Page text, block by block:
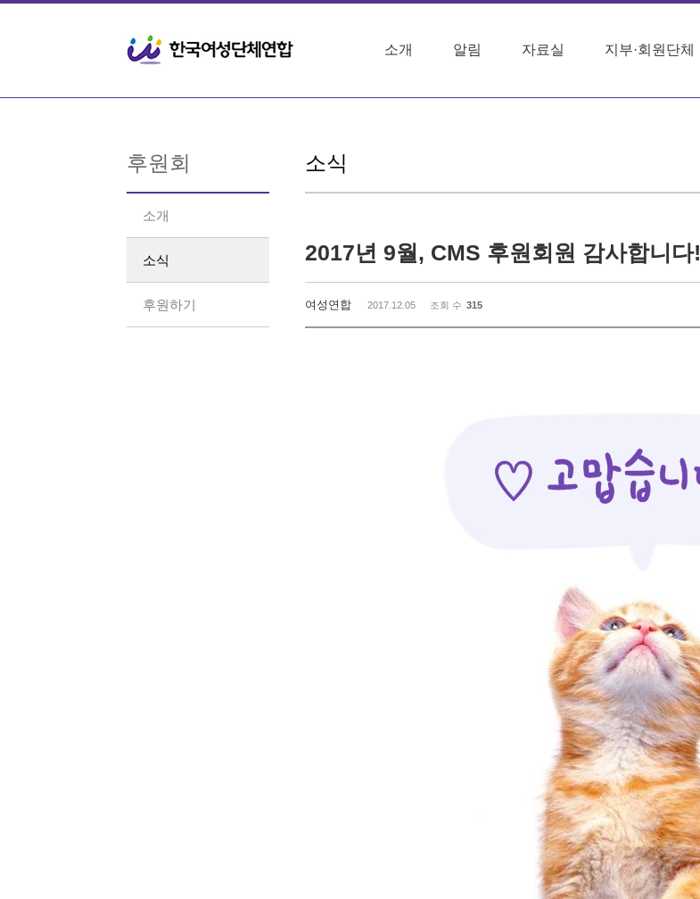
소개 알림 자료실 지부·회원단체
후원회
소개
소식
후원하기
소식
2017년 9월, CMS 후원회원 감사합니다!
여성연합 2017.12.05 조회 수 315